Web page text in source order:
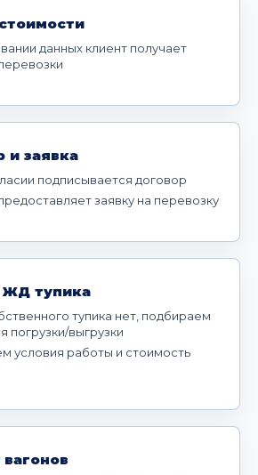
данных клиент получает
и заявка
подписывается договор
заявку на перевозку
тупика
тупика нет, подбираем
погрузки/выгрузки
условия работы и стоимость